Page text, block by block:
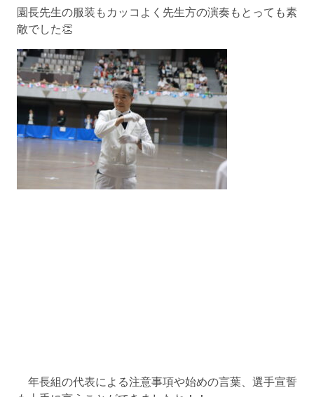
園長先生の服装もカッコよく先生方の演奏もとっても素
敵でした👏
年長組の代表による注意事項や始めの言葉、選手宣誓